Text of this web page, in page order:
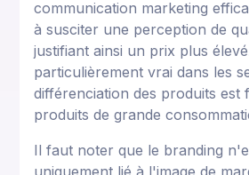
communication marketing
à susciter une perception de
justifiant ainsi un prix plus
particulièrement vrai dans les
différenciation des produits est
produits de grande
Il faut noter que le branding
uniquement lié à l'image de